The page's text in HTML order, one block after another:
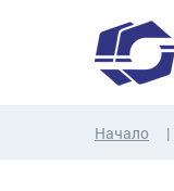
Начало